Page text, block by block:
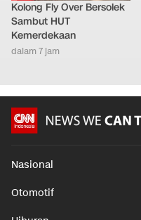
Kolong Fly Over Bersolek
Sambut HUT
Kemerdekaan
dalam 7 jam
Nasional
Otomotif